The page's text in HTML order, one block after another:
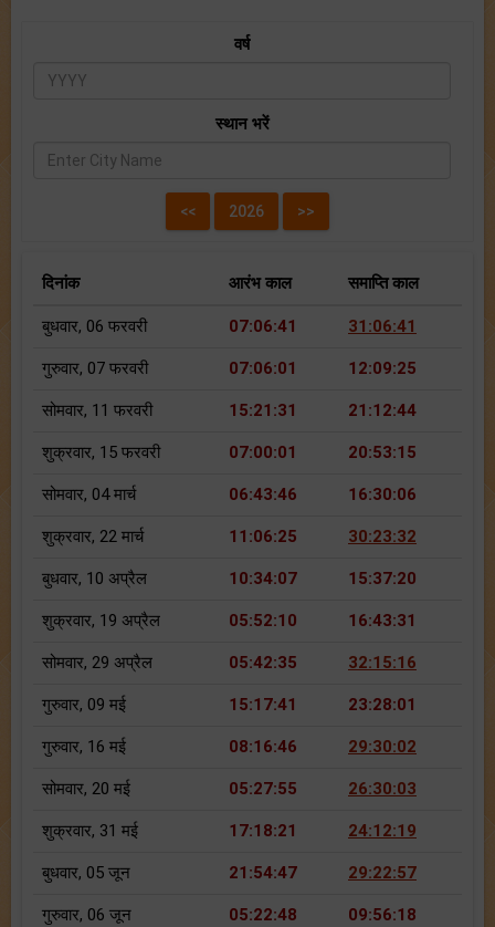
वर्ष
स्थान भरें
दिनांक आरंभ काल समाप्ति काल
बुधवार, 06 फरवरी 07:06:41 31:06:41
गुरुवार, 07 फरवरी 07:06:01 12:09:25
सोमवार, 11 फरवरी 15:21:31 21:12:44
शुक्रवार, 15 फरवरी 07:00:01 20:53:15
सोमवार, 04 मार्च 06:43:46 16:30:06
शुक्रवार, 22 मार्च 11:06:25 30:23:32
बुधवार, 10 अप्रैल 10:34:07 15:37:20
शुक्रवार, 19 अप्रैल 05:52:10 16:43:31
सोमवार, 29 अप्रैल 05:42:35 32:15:16
गुरुवार, 09 मई 15:17:41 23:28:01
गुरुवार, 16 मई 08:16:46 29:30:02
सोमवार, 20 मई 05:27:55 26:30:03
शुक्रवार, 31 मई 17:18:21 24:12:19
बुधवार, 05 जून 21:54:47 29:22:57
गुरुवार, 06 जून 05:22:48 09:56:18